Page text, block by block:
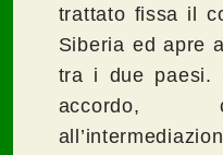
trattato fissa il
Siberia ed apre
tra i due paesi.
accordo,